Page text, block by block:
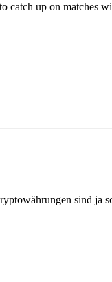
catch up on matches
sind ja